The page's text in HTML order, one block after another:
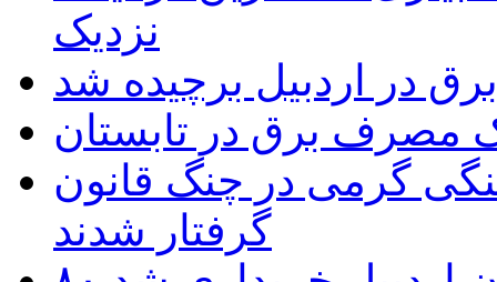
نزدیک
مصرف برق در تابستان
گرمی در چنگ قانون
گرفتار شدند